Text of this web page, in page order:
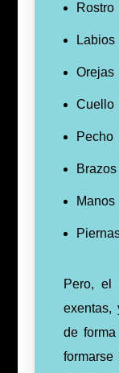
Rostro
Labios
Orejas
Cuello
Pecho
Brazos
Manos
Pero, el
exentas,
de